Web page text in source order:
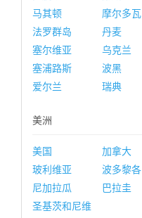
马其顿
摩尔多瓦
法罗群岛
丹麦
塞尔维亚
乌克兰
塞浦路斯
波黑
爱尔兰
瑞典
美洲
美国 加拿大
玻利维亚
波多黎各
尼加拉瓜
巴拉圭
圣基茨和尼维